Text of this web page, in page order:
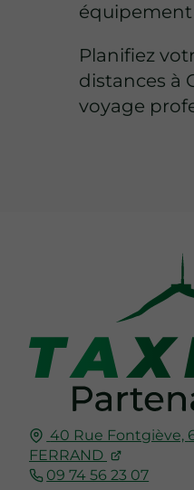
équipement
Planifiez
distances à
voyage
40 Rue Fontgiève,
FERRAND
09 74 56 23 07